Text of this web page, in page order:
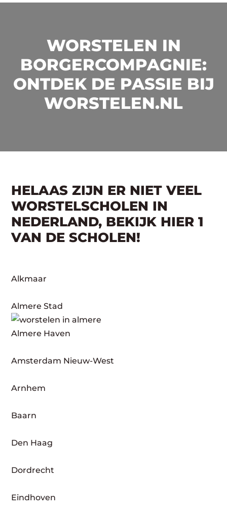
WORSTELEN IN
BORGERCOMPAGNIE:
ONTDEK DE PASSIE BIJ
WORSTELEN.NL
HELAAS ZIJN ER NIET VEEL
WORSTELSCHOLEN IN
NEDERLAND, BEKIJK HIER 1
VAN DE SCHOLEN!
Alkmaar
Almere Stad
Almere Haven
Amsterdam Nieuw-West
Arnhem
Baarn
Den Haag
Dordrecht
Eindhoven